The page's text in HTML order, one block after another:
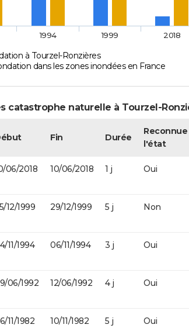
à Tourzel-Ronzières
dans les zones inondées en France
1994 1999 2018
catastrophe naturelle à Tourzel-
Fin Durée
Reconnue
l'état
06/2018 10/06/2018 1 j Oui
12/1999 29/12/1999 5 j Non
11/1994 06/11/1994 3 j Oui
06/1992 12/06/1992 4 j Oui
11/1982 10/11/1982 5 j Oui